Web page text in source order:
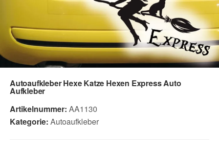
Autoaufkleber Hexe Katze Hexen Express Auto
Aufkleber
Artikelnummer: AA1130
Kategorie: Autoaufkleber